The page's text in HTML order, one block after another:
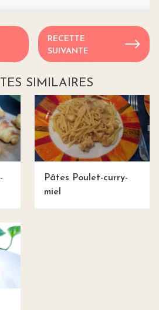
RECETTE
SUIVANTE
SIMILAIRES
Pâtes Poulet-curry-
miel